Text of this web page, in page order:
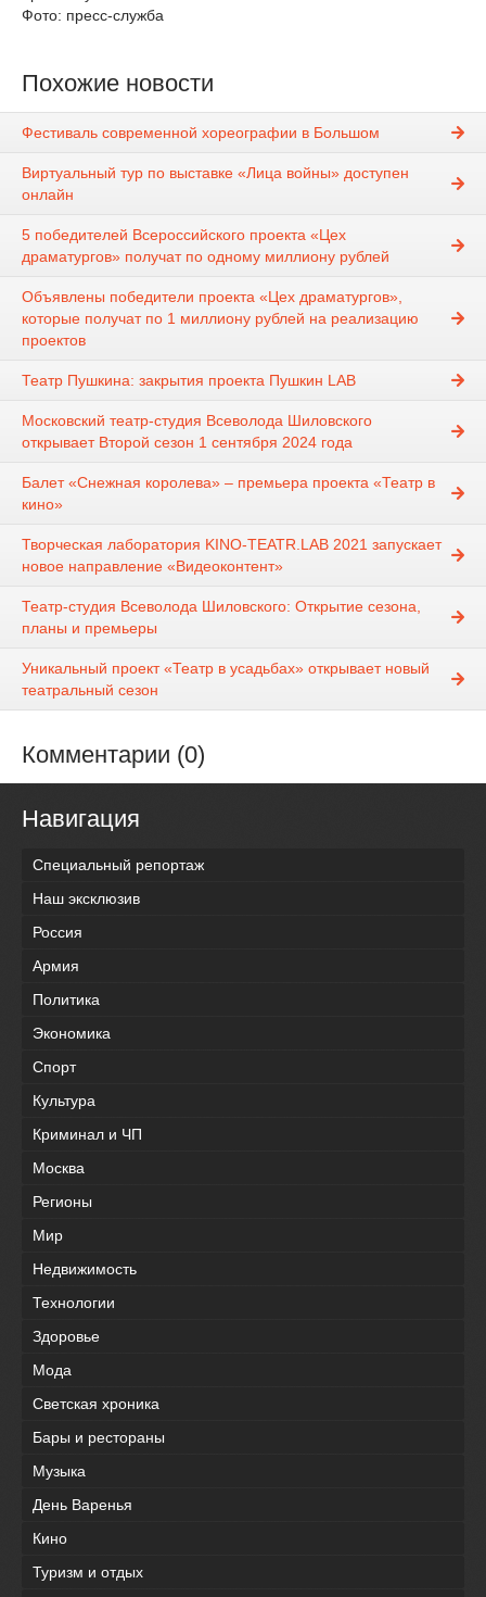
Фото: пресс-служба
Похожие новости
Фестиваль современной хореографии в Большом
Виртуальный тур по выставке «Лица войны» доступен
онлайн
5 победителей Всероссийского проекта «Цех
драматургов» получат по одному миллиону рублей
Объявлены победители проекта «Цех драматургов»,
которые получат по 1 миллиону рублей на реализацию
проектов
Театр Пушкина: закрытия проекта Пушкин LAB
Московский театр-студия Всеволода Шиловского
открывает Второй сезон 1 сентября 2024 года
Балет «Снежная королева» – премьера проекта «Театр в
кино»
Творческая лаборатория KINO-TEATR.LAB 2021 запускает
новое направление «Видеоконтент»
Театр-студия Всеволода Шиловского: Открытие сезона,
планы и премьеры
Уникальный проект «Театр в усадьбах» открывает новый
театральный сезон
Комментарии (0)
Навигация
Специальный репортаж
Наш эксклюзив
Россия
Армия
Политика
Экономика
Спорт
Культура
Криминал и ЧП
Москва
Регионы
Мир
Недвижимость
Технологии
Здоровье
Мода
Светская хроника
Бары и рестораны
Музыка
День Варенья
Кино
Туризм и отдых